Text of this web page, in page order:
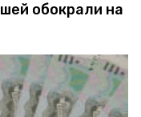
обокрали на